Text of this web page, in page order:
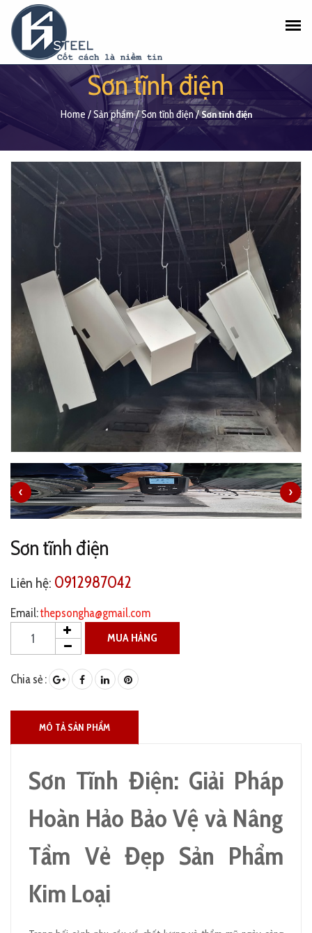
Sơn tĩnh điện
Home/Sản phẩm/Sơn tĩnh điện/Sơn tĩnh điện
‹ ›
Sơn tĩnh điện
Liên hệ: 0912987042
Email:thepsongha@gmail.com
MUA HÀNG
Chia sẻ :
MÔ TẢ SẢN PHẨM
Sơn Tĩnh Điện: Giải Pháp
Hoàn Hảo Bảo Vệ và Nâng
Tầm Vẻ Đẹp Sản Phẩm
Kim Loại